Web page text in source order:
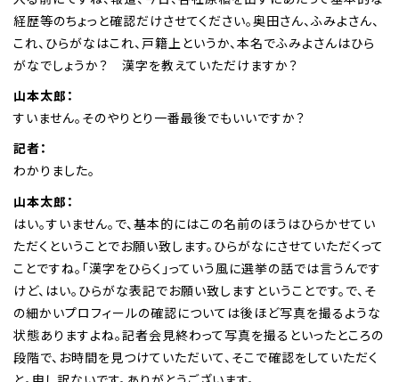
経歴等のちょっと確認だけさせてください。奥田さん、ふみよさん、
これ、ひらがなはこれ、戸籍上というか、本名でふみよさんはひら
がなでしょうか？ 漢字を教えていただけますか？
山本太郎：
すいません。そのやりとり一番最後でもいいですか？
記者：
わかりました。
山本太郎：
はい。すいません。で、基本的にはこの名前のほうはひらかせてい
ただくということでお願い致します。ひらがなにさせていただくって
ことですね。「漢字をひらく」っていう風に選挙の話では言うんです
けど、はい。ひらがな表記でお願い致しますということです。で、そ
の細かいプロフィールの確認については後ほど写真を撮るような
状態ありますよね。記者会見終わって写真を撮るといったところの
段階で、お時間を見つけていただいて、そこで確認をしていただく